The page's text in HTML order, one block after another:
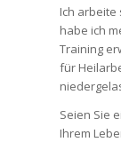
Ich arbeite
habe ich
Training
für
Seien Sie
Ihrem